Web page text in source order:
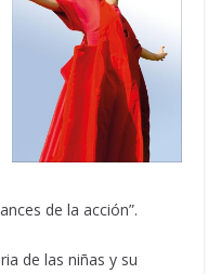
de la acción”.
de las niñas y su